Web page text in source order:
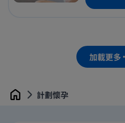
加載更多
Home 計劃懷孕